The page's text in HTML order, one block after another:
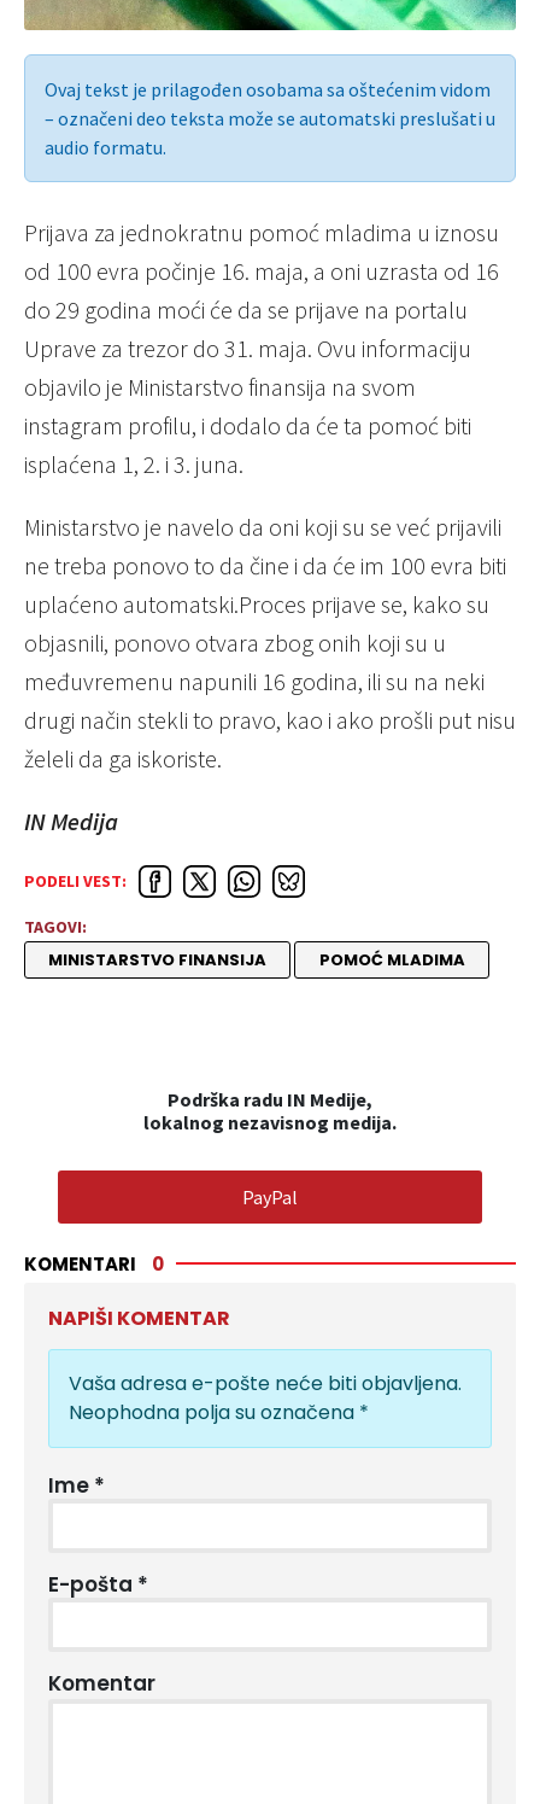
Ovaj tekst je prilagođen osobama sa oštećenim vidom
– označeni deo teksta može se automatski preslušati u
audio formatu.
Prijava za jednokratnu pomoć mladima u iznosu
od 100 evra počinje 16. maja, a oni uzrasta od 16
do 29 godina moći će da se prijave na portalu
Uprave za trezor do 31. maja. Ovu informaciju
objavilo je Ministarstvo finansija na svom
instagram profilu, i dodalo da će ta pomoć biti
isplaćena 1, 2. i 3. juna.
Ministarstvo je navelo da oni koji su se već prijavili
ne treba ponovo to da čine i da će im 100 evra biti
uplaćeno automatski.Proces prijave se, kako su
objasnili, ponovo otvara zbog onih koji su u
međuvremenu napunili 16 godina, ili su na neki
drugi način stekli to pravo, kao i ako prošli put nisu
želeli da ga iskoriste.
IN Medija
PODELI VEST:
TAGOVI:
MINISTARSTVO FINANSIJA POMOĆ MLADIMA
Podrška radu IN Medije,
lokalnog nezavisnog medija.
PayPal
KOMENTARI 0
NAPIŠI KOMENTAR
Vaša adresa e-pošte neće biti objavljena.
Neophodna polja su označena *
Ime *
E-pošta *
Komentar